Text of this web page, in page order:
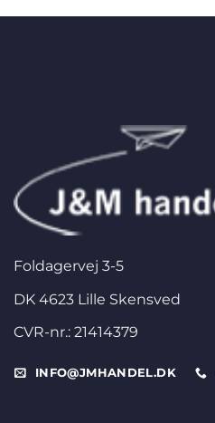
Foldagervej 3-5
DK 4623 Lille Skensved
CVR-nr.: 21414379
INFO@JMHANDEL.DK